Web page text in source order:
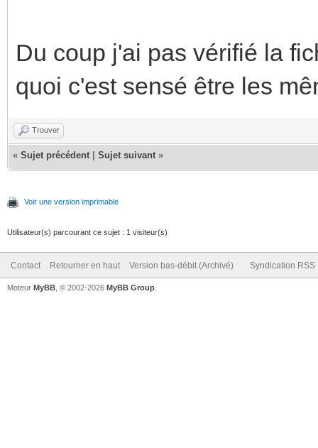
Du coup j'ai pas vérifié la
quoi c'est sensé être les
Trouver
« Sujet précédent Sujet suivant »
Voir une version imprimable
Utilisateur(s) parcourant ce sujet : 1 visiteur(s)
Contact Retourner en haut Version bas-débit (Archivé) Syndication RSS
Moteur MyBB , © 2002-2026 MyBB Group